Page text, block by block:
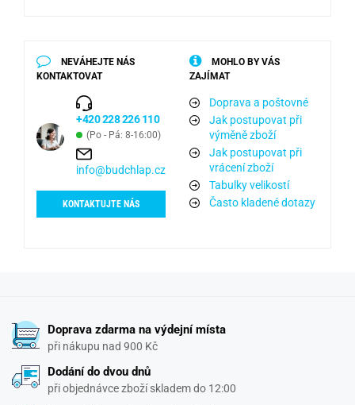
NEVÁHEJTE NÁS
KONTAKTOVAT
+420 228 226 110
(Po - Pá: 8-16:00)
info@budchlap.cz
KONTAKTUJTE NÁS
MOHLO BY VÁS
ZAJÍMAT
Doprava a poštovné
Jak postupovat při
výměně zboží
Jak postupovat při
vrácení zboží
Tabulky velikostí
Často kladené dotazy
Doprava zdarma na výdejní místa
při nákupu nad 900 Kč
Dodání do dvou dnů
při objednávce zboží skladem do 12:00